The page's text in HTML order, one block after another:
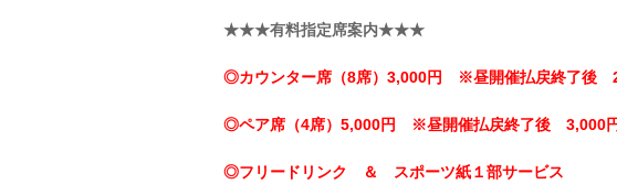
★★★有料指定席案内★★★
◎カウンター席（8席）3,000円 ※昼開催払戻終了後
◎ペア席（4席）5,000円 ※昼開催払戻終了後 3,000
◎フリードリンク ＆ スポーツ紙１部サービス